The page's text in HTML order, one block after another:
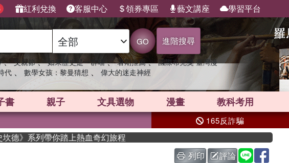
紅利兌換 客服中心 領券專區 藝文講座 學習平台
GO 進階搜尋
、 父親節 、 如果歷史是一群喵 、 暑期推薦 、 國際布克獎 臺灣漫
代 、 數學女孩：黎曼猜想 、 偉大的迷走神經
書 親子 文具選物 漫畫 教科考用
165反詐騙
系列帶你踏上熱血奇幻旅程
列印 評論